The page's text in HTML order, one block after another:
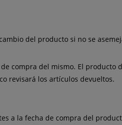
del producto si no se
compra del mismo. El producto
revisará los artículos devueltos.
a la fecha de compra del